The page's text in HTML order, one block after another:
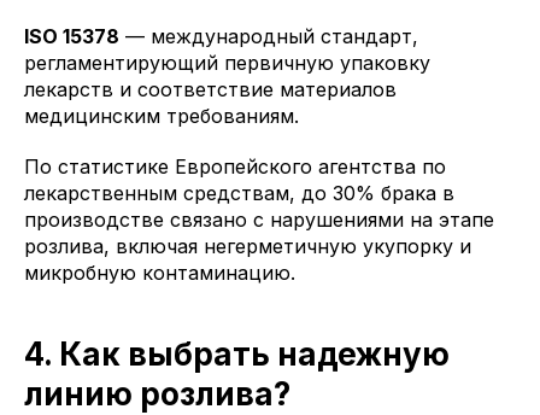
ISO 15378 — международный стандарт,
регламентирующий первичную упаковку
лекарств и соответствие материалов
медицинским требованиям.
По статистике Европейского агентства по
лекарственным средствам, до 30% брака в
производстве связано с нарушениями на этапе
розлива, включая негерметичную укупорку и
микробную контаминацию.
4. Как выбрать надежную
линию розлива?